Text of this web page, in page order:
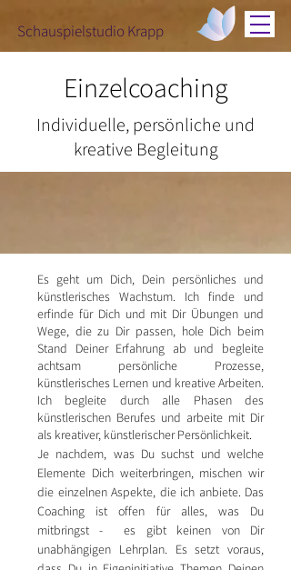
Schauspielstudio Krapp
Einzelcoaching
Individuelle, persönliche und
kreative Begleitung
Es geht um Dich, Dein persönliches und
künstlerisches Wachstum. Ich finde und
erfinde für Dich und mit Dir Übungen und
Wege, die zu Dir passen, hole Dich beim
Stand Deiner Erfahrung ab und begleite
achtsam persönliche Prozesse,
künstlerisches Lernen und kreative Arbeiten.
Ich begleite durch alle Phasen des
künstlerischen Berufes und arbeite mit Dir
als kreativer, künstlerischer Persönlichkeit.
Je nachdem, was Du suchst und welche
Elemente Dich weiterbringen, mischen wir
die einzelnen Aspekte, die ich anbiete. Das
Coaching ist offen für alles, was Du
mitbringst - es gibt keinen von Dir
unabhängigen Lehrplan. Es setzt voraus,